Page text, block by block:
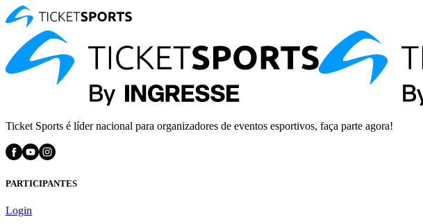
Ticket Sports é líder nacional para organizadores de eventos esportivos, faça parte agora!
PARTICIPANTES
Login